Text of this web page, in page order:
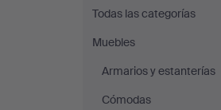
y
Conjuntos
de
Todas las categorías
Muebles
Armarios y estanterías
Cómodas